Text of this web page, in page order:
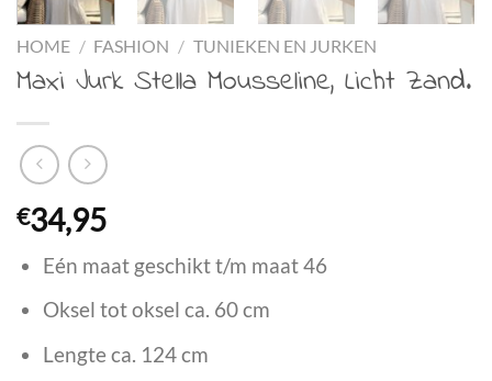
HOME / FASHION / TUNIEKEN EN JURKEN
Maxi Jurk Stella Mousseline, Licht Zand.
€34,95
Eén maat geschikt t/m maat 46
Oksel tot oksel ca. 60 cm
Lengte ca. 124 cm